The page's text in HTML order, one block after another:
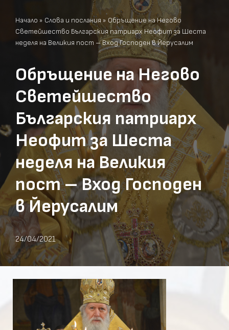
Начало » Слова и послания » Обръщение на Негово
Светейшество Българския патриарх Неофит за Шеста
неделя на Великия пост – Вход Господен в Йерусалим
Обръщение на Негово
Светейшество
Българския патриарх
Неофит за Шеста
неделя на Великия
пост – Вход Господен
в Йерусалим
24/04/2021